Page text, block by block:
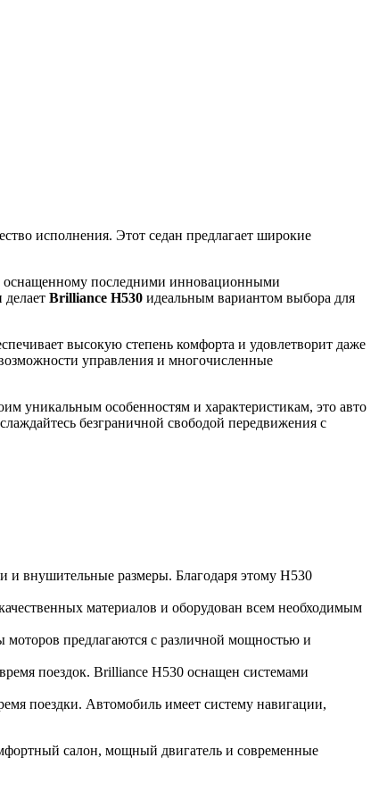
исполнения. Этот седан предлагает широкие
оснащенному последними инновационными
Brilliance H530 идеальным вариантом выбора для
высокую степень комфорта и удовлетворит даже
управления и многочисленные
уникальным особенностям и характеристикам, это авто
безграничной свободой передвижения с
внушительные размеры. Благодаря этому H530
материалов и оборудован всем необходимым
предлагаются с различной мощностью и
поездок. Brilliance H530 оснащен системами
поездки. Автомобиль имеет систему навигации,
салон, мощный двигатель и современные